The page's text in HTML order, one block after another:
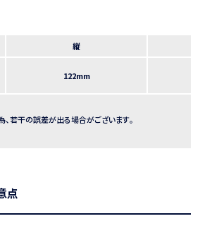
縦
122mm
若干の誤差が出る場合がございます。
点